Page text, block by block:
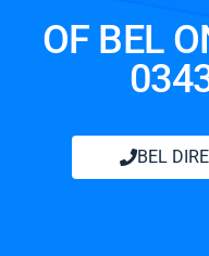
OF BEL
BEL